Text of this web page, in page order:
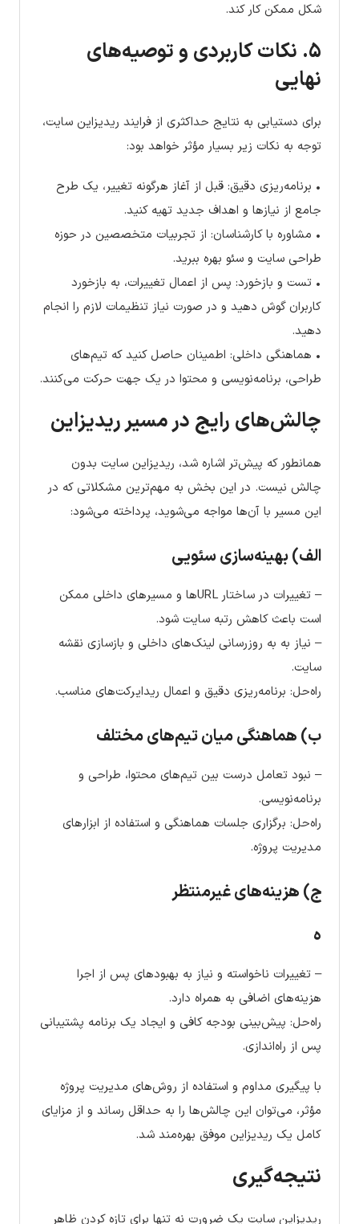
شکل ممکن کار کند.
۵. نکات کاربردی و توصیه‌های
نهایی
برای دستیابی به نتایج حداکثری از فرایند ریدیزاین سایت،
توجه به نکات زیر بسیار مؤثر خواهد بود:
• برنامه‌ریزی دقیق: قبل از آغاز هرگونه تغییر، یک طرح
جامع از نیازها و اهداف جدید تهیه کنید.
• مشاوره با کارشناسان: از تجربیات متخصصین در حوزه
طراحی سایت و سئو بهره ببرید.
• تست و بازخورد: پس از اعمال تغییرات، به بازخورد
کاربران گوش دهید و در صورت نیاز تنظیمات لازم را انجام
دهید.
• هماهنگی داخلی: اطمینان حاصل کنید که تیم‌های
طراحی، برنامه‌نویسی و محتوا در یک جهت حرکت می‌کنند.
چالش‌های رایج در مسیر ریدیزاین
همانطور که پیش‌تر اشاره شد، ریدیزاین سایت بدون
چالش نیست. در این بخش به مهم‌ترین مشکلاتی که در
این مسیر با آن‌ها مواجه می‌شوید، پرداخته می‌شود:
الف) بهینه‌سازی سئویی
– تغییرات در ساختار URL‌ها و مسیرهای داخلی ممکن
است باعث کاهش رتبه سایت شود.
– نیاز به به روزرسانی لینک‌های داخلی و بازسازی نقشه
سایت.
راه‌حل: برنامه‌ریزی دقیق و اعمال ریدایرکت‌های مناسب.
ب) هماهنگی میان تیم‌های مختلف
– نبود تعامل درست بین تیم‌های محتوا، طراحی و
برنامه‌نویسی.
راه‌حل: برگزاری جلسات هماهنگی و استفاده از ابزارهای
مدیریت پروژه.
ج) هزینه‌های غیرمنتظر
ه
– تغییرات ناخواسته و نیاز به بهبود‌های پس از اجرا
هزینه‌های اضافی به همراه دارد.
راه‌حل: پیش‌بینی بودجه کافی و ایجاد یک برنامه پشتیبانی
پس از راه‌اندازی.
با پیگیری مداوم و استفاده از روش‌های مدیریت پروژه
مؤثر، می‌توان این چالش‌ها را به حداقل رساند و از مزایای
کامل یک ریدیزاین موفق بهره‌مند شد.
نتیجه‌گیری
ریدیزاین سایت یک ضرورت نه تنها برای تازه کردن ظاهر